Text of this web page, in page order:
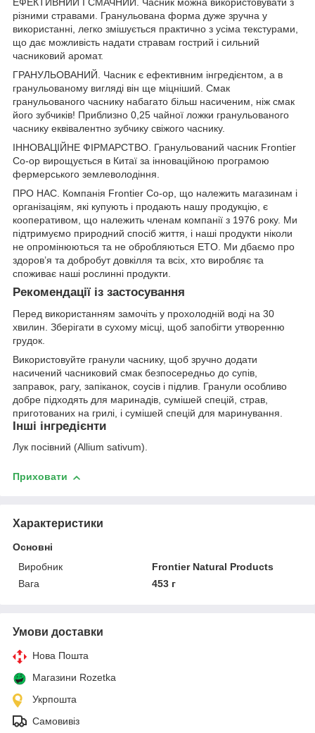
різними стравами. Гранульована форма дуже зручна у
використанні, легко змішується практично з усіма текстурами,
що дає можливість надати стравам гострий і сильний
часниковий аромат.
ГРАНУЛЬОВАНИЙ. Часник є ефективним інгредієнтом, а в
гранульованому вигляді він ще міцніший. Смак
гранульованого часнику набагато більш насиченим, ніж смак
його зубчиків! Приблизно 0,25 чайної ложки гранульованого
часнику еквівалентно зубчику свіжого часнику.
ІННОВАЦІЙНЕ ФІРМАРСТВО. Гранульований часник Frontier
Co-op вирощується в Китаї за інноваційною програмою
фермерського землеволодіння.
ПРО НАС. Компанія Frontier Co-op, що належить магазинам і
організаціям, які купують і продають нашу продукцію, є
кооперативом, що належить членам компанії з 1976 року. Ми
підтримуємо природний спосіб життя, і наші продукти ніколи
не опромінюються та не обробляються ETO. Ми дбаємо про
здоров’я та добробут довкілля та всіх, хто виробляє та
споживає наші рослинні продукти.
Рекомендації із застосування
Перед використанням замочіть у прохолодній воді на 30
хвилин. Зберігати в сухому місці, щоб запобігти утворенню
грудок.
Використовуйте гранули часнику, щоб зручно додати
насичений часниковий смак безпосередньо до супів,
заправок, рагу, запіканок, соусів і підлив. Гранули особливо
добре підходять для маринадів, сумішей спецій, страв,
приготованих на грилі, і сумішей спецій для маринування.
Інші інгредієнти
Лук посівний (Allium sativum).
Приховати
Характеристики
Основні
Виробник
Frontier Natural Products
Вага
453 г
Умови доставки
Нова Пошта
Магазини Rozetka
Укрпошта
Самовивіз